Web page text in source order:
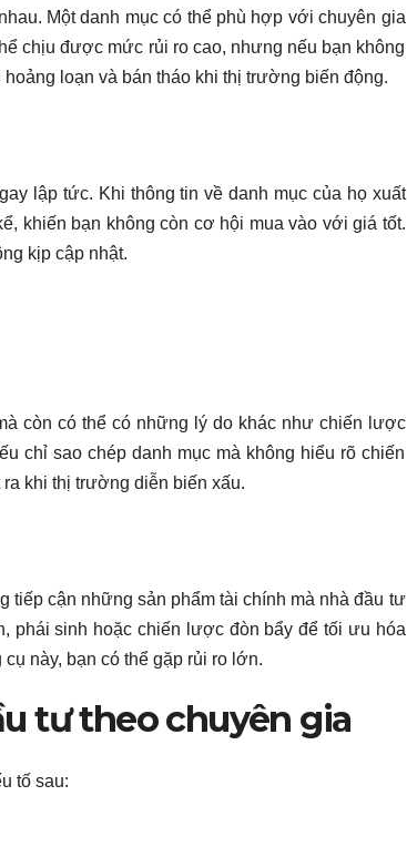
Một danh mục có thể phù hợp với chuyên gia
chịu được mức rủi ro cao, nhưng nếu bạn không
loạn và bán tháo khi thị trường biến động.
lập tức. Khi thông tin về danh mục của họ xuất
khiến bạn không còn cơ hội mua vào với giá tốt.
kịp cập nhật.
còn có thể có những lý do khác như chiến lược
chỉ sao chép danh mục mà không hiểu rõ chiến
khi thị trường diễn biến xấu.
cận những sản phẩm tài chính mà nhà đầu tư
phái sinh hoặc chiến lược đòn bẩy để tối ưu hóa
này, bạn có thể gặp rủi ro lớn.
tư theo chuyên gia
tố sau: